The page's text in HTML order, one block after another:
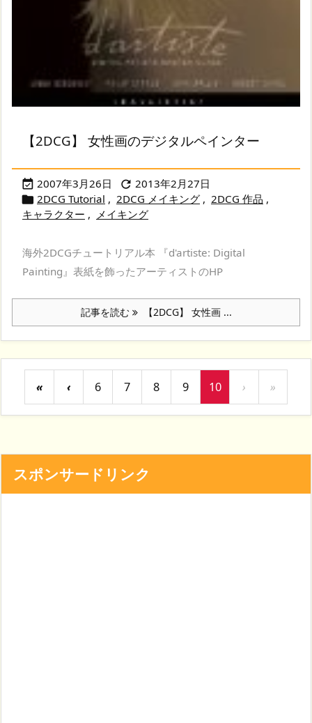
【2DCG】 女性画のデジタルペインター
 2007年3月26日  2013年2月27日
 2DCG Tutorial , 2DCG メイキング , 2DCG 作品 ,
キャラクター , メイキング
海外2DCGチュートリアル本 『d'artiste: Digital
Painting』表紙を飾ったアーティストのHP
記事を読む 【2DCG】 女性画 ...
« ‹ 6 7 8 9 10 › »
スポンサードリンク